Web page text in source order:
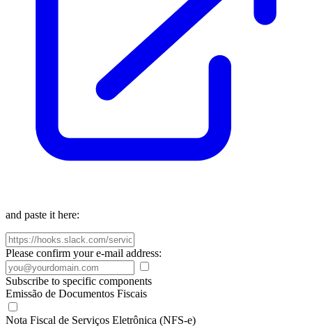
and paste it here:
Please confirm your e-mail address:
Subscribe to specific components
Emissão de Documentos Fiscais
Nota Fiscal de Serviços Eletrônica (NFS-e)